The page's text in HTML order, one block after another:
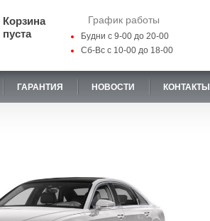
Корзина
пуста
График работы
Будни с 9-00 до 20-00
Сб-Вс с 10-00 до 18-00
ГАРАНТИЯ НОВОСТИ КОНТАКТЫ